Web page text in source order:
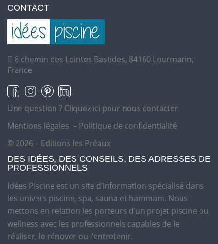
CONTACT
8 chemin des Lointes Bastides, 84160 Lourmarin,
France
Une question ? Cliquez ici pour nous contacter
Mentions légales – Politique de confidentialité
© 2026 – Editions les Préaux
DES IDÉES, DES CONSEILS, DES ADRESSES DE
PROFESSIONNELS
Idées Piscine est un site d’information spécialisé dans
les univers piscine, spa, sauna et hammam. Nous
mettons en relation les porteurs d’un projet piscine ou
wellness avec les professionnels capables de le
réaliser, le rénover ou l’entretenir.